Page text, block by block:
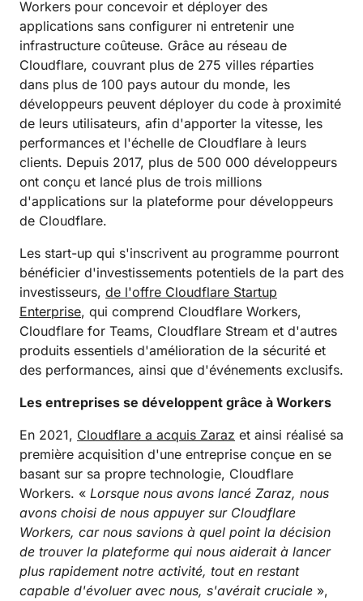
Workers pour concevoir et déployer des
applications sans configurer ni entretenir une
infrastructure coûteuse. Grâce au réseau de
Cloudflare, couvrant plus de 275 villes réparties
dans plus de 100 pays autour du monde, les
développeurs peuvent déployer du code à proximité
de leurs utilisateurs, afin d'apporter la vitesse, les
performances et l'échelle de Cloudflare à leurs
clients. Depuis 2017, plus de 500 000 développeurs
ont conçu et lancé plus de trois millions
d'applications sur la plateforme pour développeurs
de Cloudflare.
Les start-up qui s'inscrivent au programme pourront
bénéficier d'investissements potentiels de la part des
investisseurs, de l'offre Cloudflare Startup
Enterprise, qui comprend Cloudflare Workers,
Cloudflare for Teams, Cloudflare Stream et d'autres
produits essentiels d'amélioration de la sécurité et
des performances, ainsi que d'événements exclusifs.
Les entreprises se développent grâce à Workers
En 2021, Cloudflare a acquis Zaraz et ainsi réalisé sa
première acquisition d'une entreprise conçue en se
basant sur sa propre technologie, Cloudflare
Workers. « Lorsque nous avons lancé Zaraz, nous
avons choisi de nous appuyer sur Cloudflare
Workers, car nous savions à quel point la décision
de trouver la plateforme qui nous aiderait à lancer
plus rapidement notre activité, tout en restant
capable d'évoluer avec nous, s'avérait cruciale »,